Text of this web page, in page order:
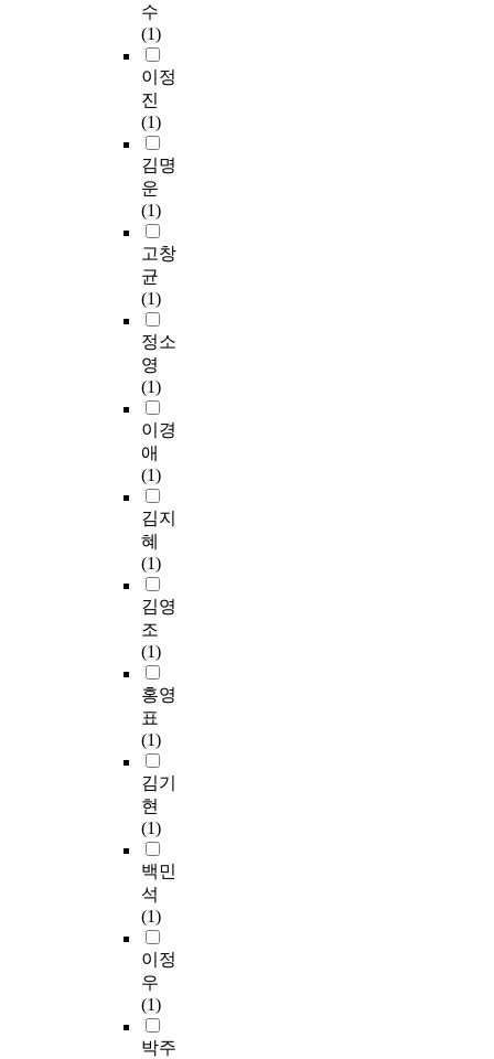
수
(1)
이정
진
(1)
김명
운
(1)
고창
균
(1)
정소
영
(1)
이경
애
(1)
김지
혜
(1)
김영
조
(1)
홍영
표
(1)
김기
현
(1)
백민
석
(1)
이정
우
(1)
박주